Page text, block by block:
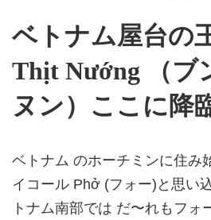
ベトナム屋台の
Thịt Nướng （ブ
ヌン）ここに降
ベトナム のホーチミンに住み
イコール Phở (フォー)と思い
トナム南部では だ〜れもフォ